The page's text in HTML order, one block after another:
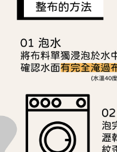
易，需依本服務之必要範圍內
權轉讓予恩沛科技股份有限公司。
https://aftee.tw/terms/#terms3
３．未成年的使用者請事先徵
「AFTEE先享後付」，若未經
任。
４．使用「AFTEE先享後付」
時審查核予不同之上限額度；
請求用戶進行身份認證。
５．嚴禁一人註冊多個帳號或
恩沛科技股份有限公司將有權